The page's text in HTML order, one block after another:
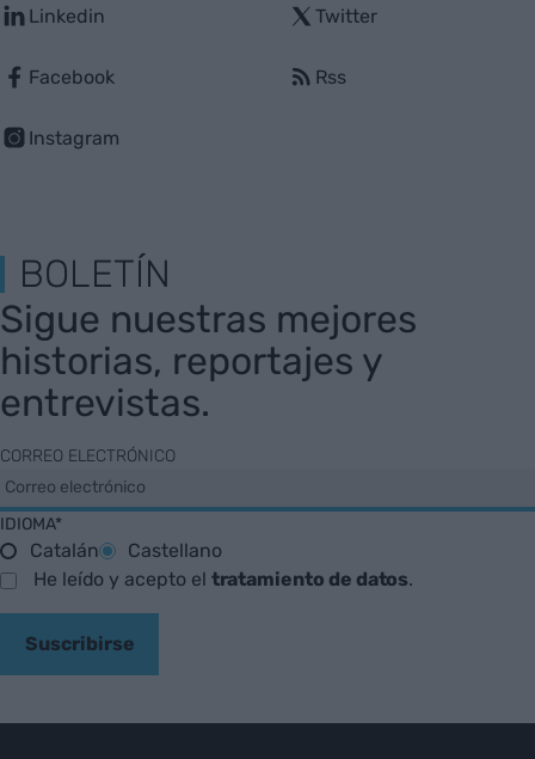
Linkedin
Facebook
Instagram
Twitter
Rss
BOLETÍN
Sigue nuestras mejores
historias, reportajes y
entrevistas.
CORREO ELECTRÓNICO
IDIOMA*
Catalán
Castellano
He leído y acepto el tratamiento de datos.
Suscribirse